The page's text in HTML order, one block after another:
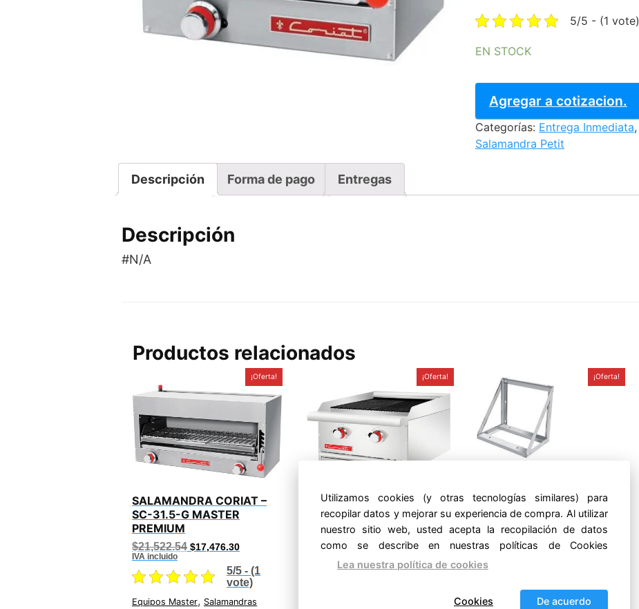
was:5/5 - (1 vote)
EN STOCK
CORIAT
SC-
16.5-
A.INOX.
Agregar a cotizacion.
Categorías: Entrega Inmediata,
Salamandra Petit
Descripción Forma de pago Entregas
Descripción
#N/A
Productos relacionados
¡Oferta!
SALAMANDRA CORIAT –
SC-31.5-G MASTER
PREMIUM
$21,522.54 Original
price
$21,522.54.
$17,476.30Current
price
is:
$17,476.30.
IVA incluido
5/5 - (1
vote)
Equipos Master, Salamandras
¡Oferta!
ASADOR CORIAT – ACV-2
MASTER PREMIUM
21,351.31
Original
price
was:
$21,351.31.
$12,471.38 Current
price
is:
$12,471.38.
IVA incluido
vote)
¡Oferta!
MENSULA SC-31.5-G
MASTER A.INOX. PREMIUM
$ 1,684.94 Original
price
was:
$1,270.44Current
price
is:
IVA incluido
Salamandras
Utilizamos cookies (y otras tecnologías similares) para
recopilar datos y mejorar su experiencia de compra. Al utilizar
nuestro sitio web, usted acepta la recopilación de datos
como se describe en nuestras políticas de Cookies
Lea nuestra política de cookies
De acuerdo
Cookies